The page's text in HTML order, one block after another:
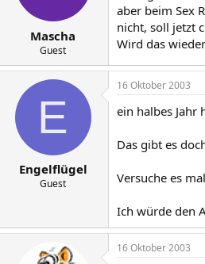
t
a
m
Mascha
Guest
aber beim Sex
nicht, soll jetzt
Wird das
E
Engelflügel
Guest
16 Oktober 2003
ein halbes Jahr
Das gibt es
Versuche es
Ich würde den
16 Oktober 2003